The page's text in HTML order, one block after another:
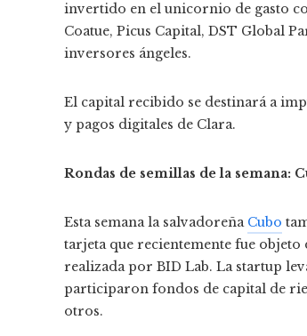
invertido en el unicornio de gasto
Coatue, Picus Capital, DST Global
inversores ángeles.
El capital recibido se destinará a
y pagos digitales de Clara.
Rondas de semillas de la semana:
Esta semana la salvadoreña Cubo
tarjeta que recientemente fue
realizada por BID Lab. La startup
participaron fondos de capital de
otros.